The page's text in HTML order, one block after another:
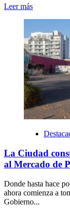
Leer más
La Ciudad
al Mercado de
Donde hasta hace
ahora comienza a
Gobierno...